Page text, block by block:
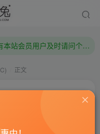
本站已开启QQ微信快速登录 ,拥有本站会员用户及时请问个人中心绑定！
本站已开启QQ微信快速登录 ,拥有本站会员用户及时请问个人中心绑定！
正文
Creed III